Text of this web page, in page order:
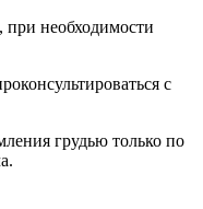
при необходимости
с
грудью только по